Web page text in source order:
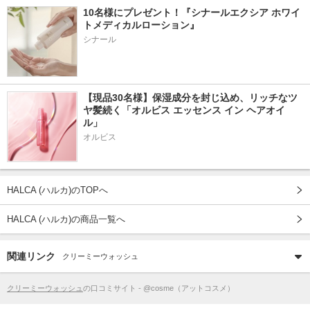
10名様にプレゼント！『シナールエクシア ホワイ
トメディカルローション』
シナール
【現品30名様】保湿成分を封じ込め、リッチなツ
ヤ髪続く「オルビス エッセンス イン ヘアオイ
ル」
オルビス
HALCA (ハルカ)のTOPへ
HALCA (ハルカ)の商品一覧へ
関連リンク クリーミーウォッシュ
クリーミーウォッシュ の口コミサイト - @cosme（アットコスメ）